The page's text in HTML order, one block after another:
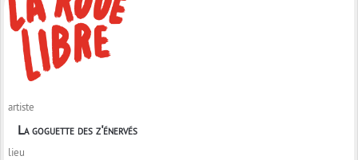
artiste
La goguette des z'énervés
lieu